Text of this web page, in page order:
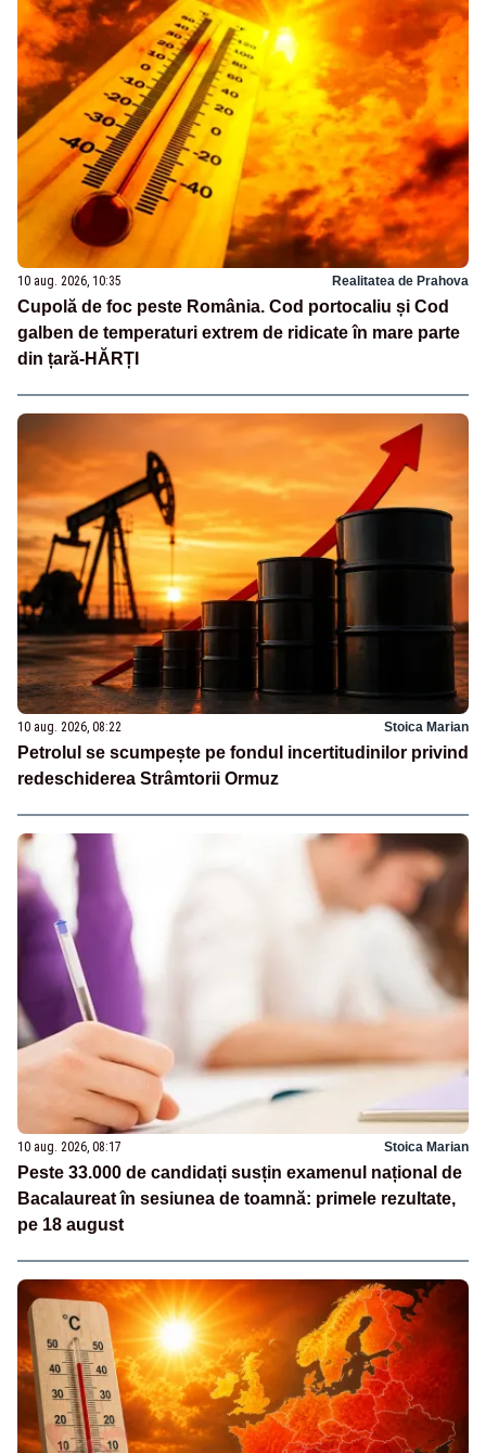
10 aug. 2026, 10:35 Realitatea de Prahova
Cupolă de foc peste România. Cod portocaliu și Cod
galben de temperaturi extrem de ridicate în mare parte
din țară-HĂRȚI
10 aug. 2026, 08:22 Stoica Marian
Petrolul se scumpește pe fondul incertitudinilor privind
redeschiderea Strâmtorii Ormuz
10 aug. 2026, 08:17 Stoica Marian
Peste 33.000 de candidați susțin examenul național de
Bacalaureat în sesiunea de toamnă: primele rezultate,
pe 18 august